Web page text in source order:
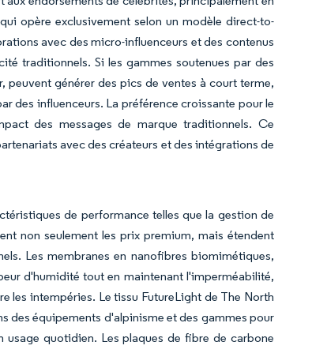
opère exclusivement selon un modèle direct-to-
avec des micro-influenceurs et des contenus
traditionnels. Si les gammes soutenues par des
générer des pics de ventes à court terme,
des influenceurs. La préférence croissante pour le
des messages de marque traditionnels. Ce
avec des créateurs et des intégrations de
de performance telles que la gestion de
non seulement les prix premium, mais étendent
Les membranes en nanofibres biomimétiques,
d'humidité tout en maintenant l'imperméabilité,
les intempéries. Le tissu FutureLight de The North
des équipements d'alpinisme et des gammes pour
quotidien. Les plaques de fibre de carbone